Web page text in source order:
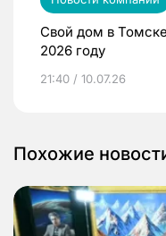
Свой дом в
2026 году
21:40 / 10.07.26
Похожие